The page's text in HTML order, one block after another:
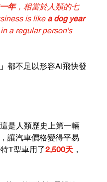
年，相當於人類的七
is like a dog year
a regular person's
都不足以形容AI飛快發
是人類歷史上第一輛
讓汽車價格變得平易
T型車用了2,500天 ，